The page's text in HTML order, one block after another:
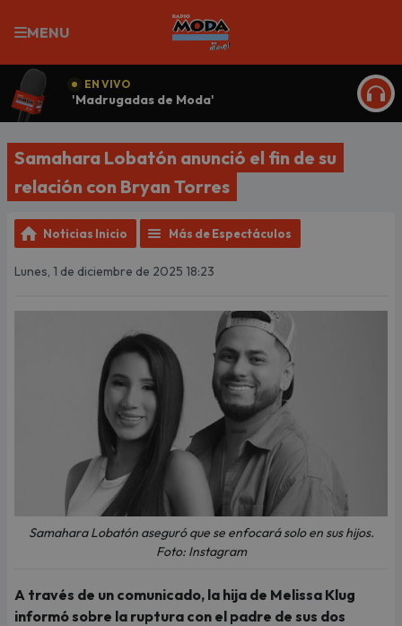
MENU
EN VIVO
'Madrugadas de Moda'
Samahara Lobatón anunció el fin de su
relación con Bryan Torres
Noticias Inicio Más de Espectáculos
Lunes, 1 de diciembre de 2025 18:23
Samahara Lobatón aseguró que se enfocará solo en sus hijos.
Foto: Instagram
A través de un comunicado, la hija de Melissa Klug
informó sobre la ruptura con el padre de sus dos